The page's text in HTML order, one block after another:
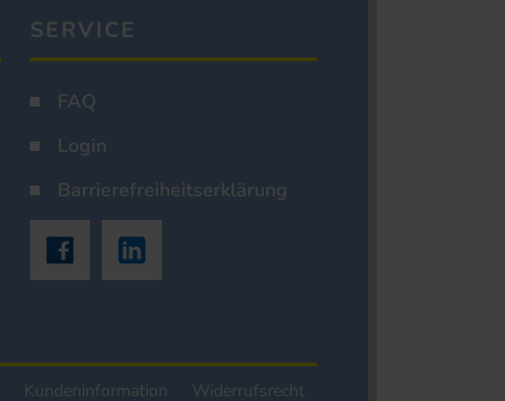
SERVICE
FAQ
Login
Barrierefreiheitserklärung
Kundeninformation Widerrufsrecht